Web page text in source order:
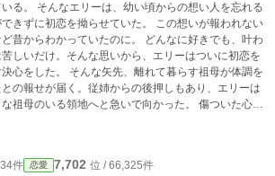
る。 そんなエリーは、幼い頃からの想い人を忘れる
できずに初恋を拗らせていた。 この想いが報われない
らわかっていたのに。 どんなに好きでも、叶わ
しいだけ。そんな思いから、エリーはついに初恋を
んな矢先、離れて暮らす祖母が体調を
との報せが届く。従姉からの後押しもあり、エリーは
な祖母のいる領地へと急いで向かった。 傷ついた心を
らも、今は祖母と領地のために前に進もうと決意す
約
切りをつけて完璧侍女を目指します！～』のスピンオ
件 恋愛 7,702 位 / 66,325件